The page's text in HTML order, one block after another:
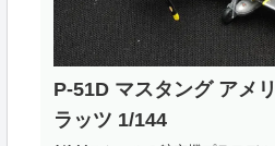
P-51D マスタング アメ
ラッツ 1/144